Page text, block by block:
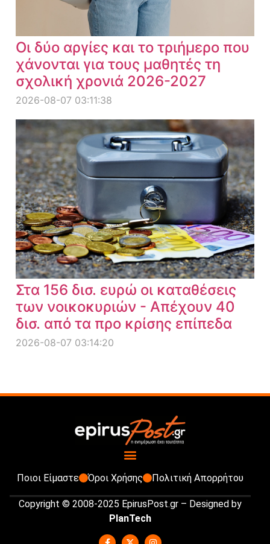
Οι δύο αργίες και το τριήμερο που
χάνονται για τους μαθητές τη
σχολική χρονιά 2026-2027
2026-08-07 03:11:38
Στα 156 δισ. ευρώ οι καταθέσεις
των νοικοκυριών - Απέχουν 40
δισ. από τα προ κρίσης επίπεδα
2026-08-07 03:14:20
Ποιοι Είμαστε Όροι Χρήσης Πολιτική Απορρήτου
Copyright © 2008-2025 EpirusPost.gr – Designed by
PlanTech